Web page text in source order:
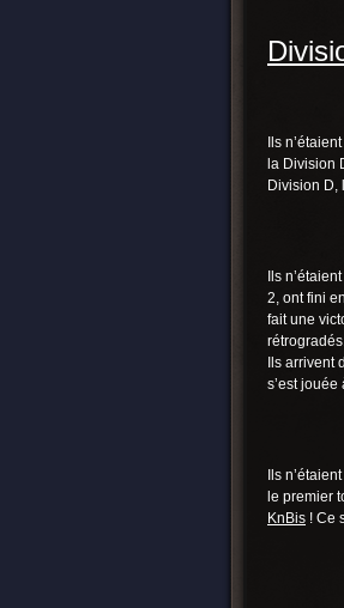
Ils
la Division
Division D,
Ils
2, ont fini
fait une
Ils arrivent
s’est jouée
Ils
le premier
KnBis ! Ce